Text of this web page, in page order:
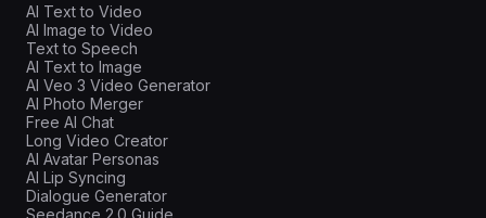
AI Text to Video
AI Image to Video
Text to Speech
AI Text to Image
AI Veo 3 Video Generator
AI Photo Merger
Free AI Chat
Long Video Creator
AI Avatar Personas
AI Lip Syncing
Dialogue Generator
Seedance 2.0 Guide